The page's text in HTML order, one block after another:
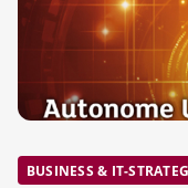
BUSINESS & IT-